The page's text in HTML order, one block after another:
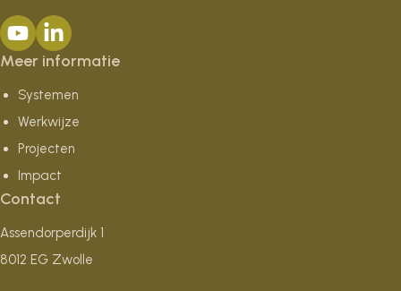
Meer informatie
Systemen
Werkwijze
Projecten
Impact
Contact
Assendorperdijk 1
8012 EG Zwolle